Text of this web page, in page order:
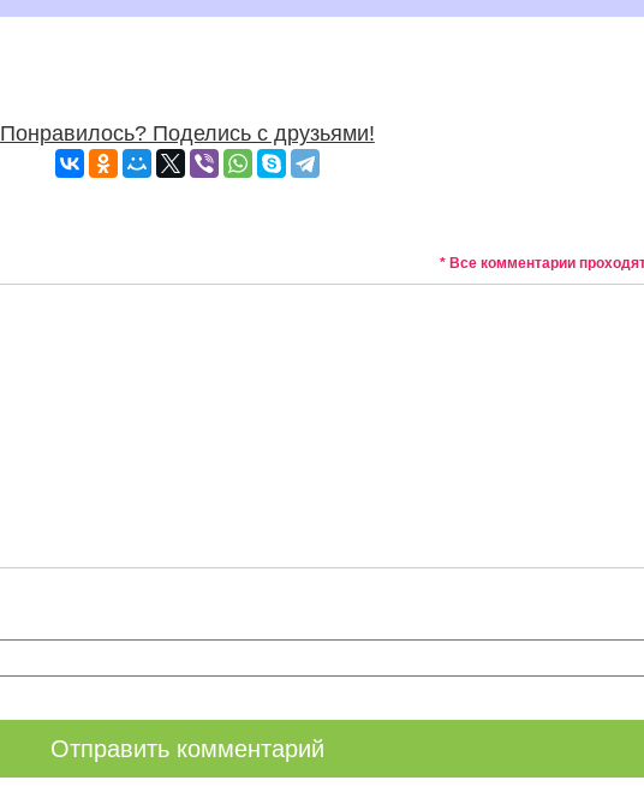
Понравилось? Поделись с друзьями!
* Все комментарии